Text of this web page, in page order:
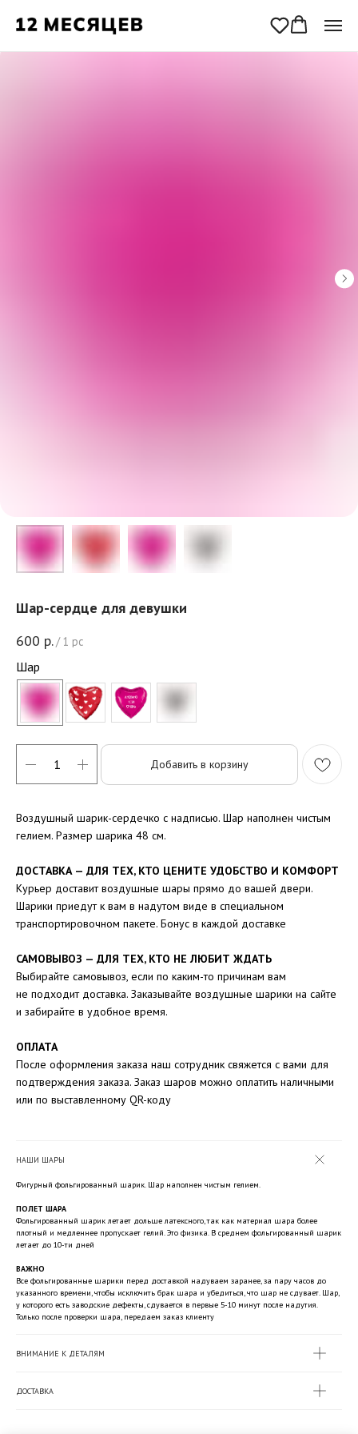
Шар-сердце для девушки
600 р./ 1 pc
Шар
Добавить в корзину
Воздушный шарик-сердечко с надписью. Шар наполнен чистым
гелием. Размер шарика 48 см.
ДОСТАВКА — ДЛЯ ТЕХ, КТО ЦЕНИТЕ УДОБСТВО И КОМФОРТ
Курьер доставит воздушные шары прямо до вашей двери.
Шарики приедут к вам в надутом виде в специальном
транспортировочном пакете. Бонус в каждой доставке
САМОВЫВОЗ — ДЛЯ ТЕХ, КТО НЕ ЛЮБИТ ЖДАТЬ
Выбирайте самовывоз, если по каким-то причинам вам
не подходит доставка. Заказывайте воздушные шарики на сайте
и забирайте в удобное время.
ОПЛАТА
После оформления заказа наш сотрудник свяжется с вами для
подтверждения заказа. Заказ шаров можно оплатить наличными
или по выставленному QR-коду
НАШИ ШАРЫ
Фигурный фольгированный шарик. Шар наполнен чистым гелием.
ПОЛЕТ ШАРА
Фольгированный шарик летает дольше латексного, так как материал шара более
плотный и медленнее пропускает гелий. Это физика. В среднем фольгированный шарик
летает до 10-ти дней
ВАЖНО
Все фольгированные шарики перед доставкой надуваем заранее, за пару часов до
указанного времени, чтобы исключить брак шара и убедиться, что шар не сдувает. Шар,
у которого есть заводские дефекты, сдувается в первые 5-10 минут после надутия.
Только после проверки шара, передаем заказ клиенту
ВНИМАНИЕ К ДЕТАЛЯМ
ДОСТАВКА